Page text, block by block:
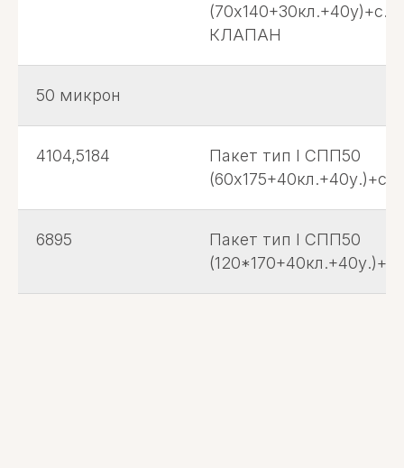
КЛАПАН
50 микрон
4104,5184
Пакет тип I СПП50
6895
Пакет тип I СПП50